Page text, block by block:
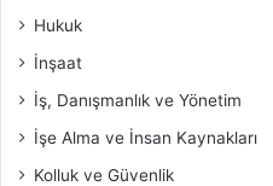
Hukuk
İnşaat
İş, Danışmanlık ve Yönetim
İşe Alma ve İnsan Kaynakları
Kolluk ve Güvenlik